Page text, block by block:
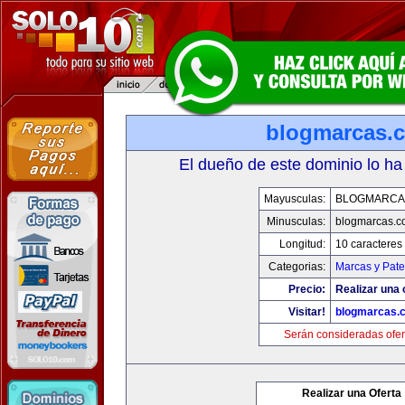
El dueño de este dominio lo
Mayusculas:
Minusculas:
Longitud:
10 caracteres
Categorias:
Marcas y
Precio:
Realizar una
Visitar!
Serán consideradas
Realizar una Oferta